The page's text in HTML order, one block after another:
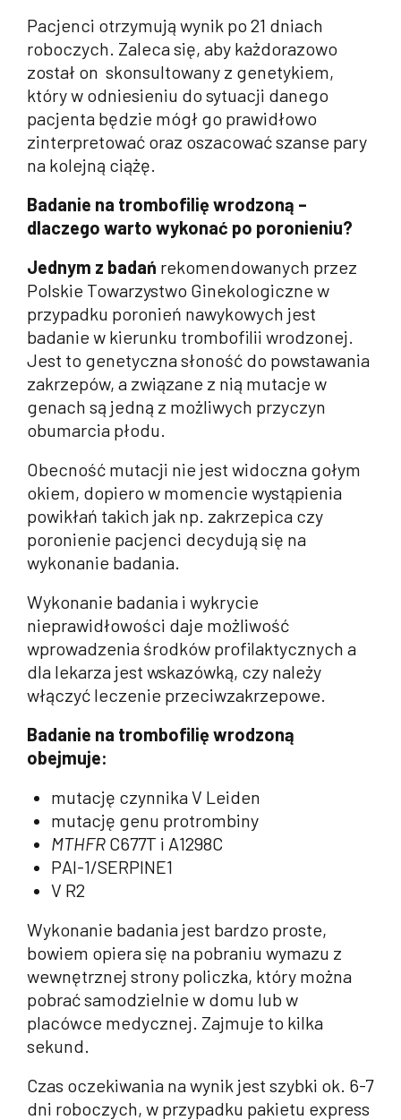
Pacjenci otrzymują wynik po 21 dniach
roboczych. Zaleca się, aby każdorazowo
został on skonsultowany z genetykiem,
który w odniesieniu do sytuacji danego
pacjenta będzie mógł go prawidłowo
zinterpretować oraz oszacować szanse pary
na kolejną ciążę.
Badanie na trombofilię wrodzoną –
dlaczego warto wykonać po poronieniu?
Jednym z badań rekomendowanych przez
Polskie Towarzystwo Ginekologiczne w
przypadku poronień nawykowych jest
badanie w kierunku trombofilii wrodzonej.
Jest to genetyczna słoność do powstawania
zakrzepów, a związane z nią mutacje w
genach są jedną z możliwych przyczyn
obumarcia płodu.
Obecność mutacji nie jest widoczna gołym
okiem, dopiero w momencie wystąpienia
powikłań takich jak np. zakrzepica czy
poronienie pacjenci decydują się na
wykonanie badania.
Wykonanie badania i wykrycie
nieprawidłowości daje możliwość
wprowadzenia środków profilaktycznych a
dla lekarza jest wskazówką, czy należy
włączyć leczenie przeciwzakrzepowe.
Badanie na trombofilię wrodzoną
obejmuje:
mutację czynnika V Leiden
mutację genu protrombiny
MTHFR C677T i A1298C
PAI-1/SERPINE1
V R2
Wykonanie badania jest bardzo proste,
bowiem opiera się na pobraniu wymazu z
wewnętrznej strony policzka, który można
pobrać samodzielnie w domu lub w
placówce medycznej. Zajmuje to kilka
sekund.
Czas oczekiwania na wynik jest szybki ok. 6-7
dni roboczych, w przypadku pakietu express